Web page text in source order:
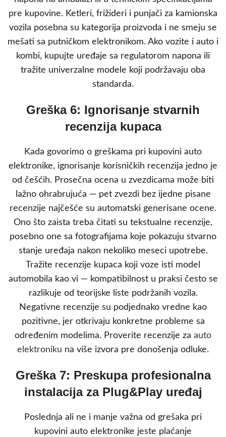
pre kupovine. Ketleri, frižideri i punjači za kamionska
vozila posebna su kategorija proizvoda i ne smeju se
mešati sa putničkom elektronikom. Ako vozite i auto i
kombi, kupujte uređaje sa regulatorom napona ili
tražite univerzalne modele koji podržavaju oba
standarda.
Greška 6: Ignorisanje stvarnih
recenzija kupaca
Kada govorimo o greškama pri kupovini auto
elektronike, ignorisanje korisničkih recenzija jedno je
od češćih. Prosečna ocena u zvezdicama može biti
lažno ohrabrujuća — pet zvezdi bez ijedne pisane
recenzije najčešće su automatski generisane ocene.
Ono što zaista treba čitati su tekstualne recenzije,
posebno one sa fotografijama koje pokazuju stvarno
stanje uređaja nakon nekoliko meseci upotrebe.
Tražite recenzije kupaca koji voze isti model
automobila kao vi — kompatibilnost u praksi često se
razlikuje od teorijske liste podržanih vozila.
Negativne recenzije su podjednako vredne kao
pozitivne, jer otkrivaju konkretne probleme sa
određenim modelima. Proverite recenzije za auto
elektroniku na više izvora pre donošenja odluke.
Greška 7: Preskupa profesionalna
instalacija za Plug&Play uređaj
Poslednja ali ne i manje važna od grešaka pri
kupovini auto elektronike jeste plaćanje